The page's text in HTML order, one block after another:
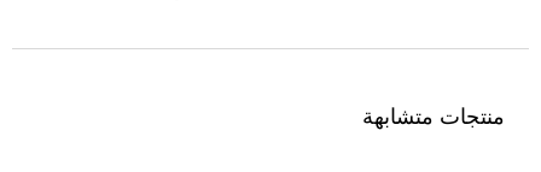
منتجات متشابهة